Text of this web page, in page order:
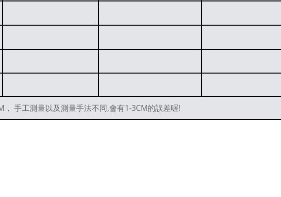
， 手工測量以及測量手法不同,會有1-3CM的誤差喔!